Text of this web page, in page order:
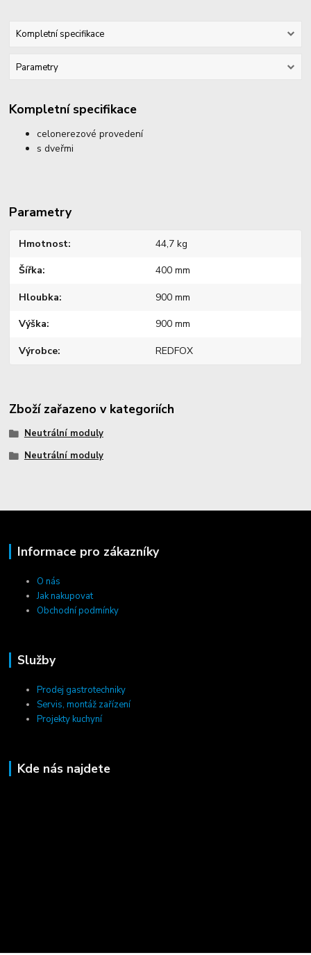
Kompletní specifikace
Parametry
Kompletní specifikace
celonerezové provedení
s dveřmi
Parametry
Hmotnost 44,7 kg
Šířka 400 mm
Hloubka 900 mm
Výška 900 mm
Výrobce REDFOX
Zboží zařazeno v kategoriích
Neutrální moduly
Neutrální moduly
Informace pro zákazníky
O nás
Jak nakupovat
Obchodní podmínky
Služby
Prodej gastrotechniky
Servis, montáž zařízení
Projekty kuchyní
Kde nás najdete